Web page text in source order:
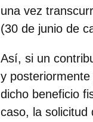
una vez
(30 de junio de
Así, si un
y
dicho beneficio
caso, la solicitud